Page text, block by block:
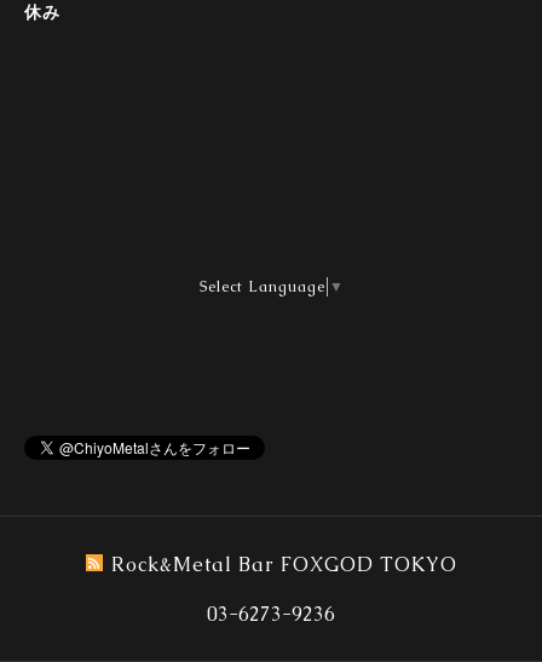
休み
Select Language ▼
Rock&Metal Bar FOXGOD TOKYO
03-6273-9236